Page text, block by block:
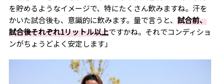
を貯めるようなイメージで、特にたくさん飲みますね。汗を
かいた試合後も、意識的に飲みます。量で言うと、 試合前、
試合後それぞれ1リットル以上ですかね。それでコンディショ
ンがちょうどよく安定します」